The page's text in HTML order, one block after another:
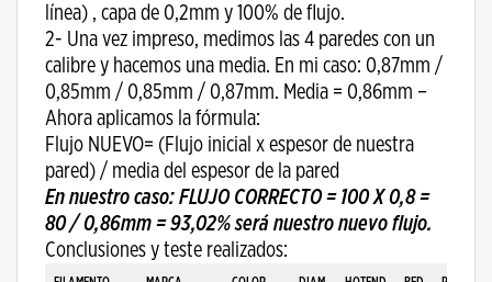
línea) , capa de 0,2mm y 100% de flujo.
2- Una vez impreso, medimos las 4 paredes con un
calibre y hacemos una media. En mi caso: 0,87mm /
0,85mm / 0,85mm / 0,87mm. Media = 0,86mm –
Ahora aplicamos la fórmula:
Flujo NUEVO= (Flujo inicial x espesor de nuestra
pared) / media del espesor de la pared
En nuestro caso: FLUJO CORRECTO = 100 X 0,8 =
80 / 0,86mm = 93,02% será nuestro nuevo flujo.
Conclusiones y teste realizados: